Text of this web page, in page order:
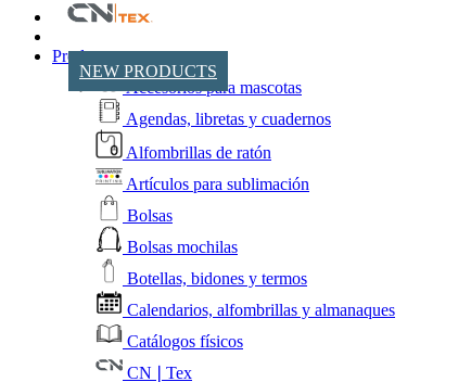
NEW PRODUCTS
Productos
Accesorios para mascotas
Agendas, libretas y cuadernos
Alfombrillas de ratón
Artículos para sublimación
Bolsas
Bolsas mochilas
Botellas, bidones y termos
Calendarios, alfombrillas y almanaques
Catálogos físicos
CN❘Tex